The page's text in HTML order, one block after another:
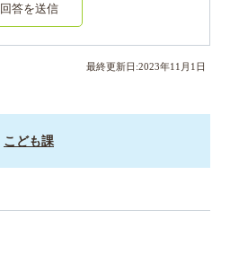
回答を送信
最終更新日:2023年11 月 1 日
こども課